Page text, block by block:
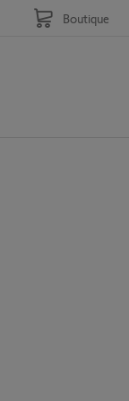
Boutique